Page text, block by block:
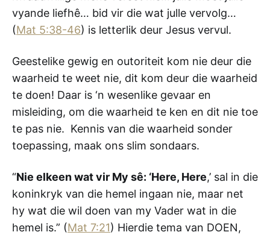
vyande liefhê… bid vir die wat julle vervolg…
(Mat 5:38-46) is letterlik deur Jesus vervul.
Geestelike gewig en outoriteit kom nie deur die
waarheid te weet nie, dit kom deur die waarheid
te doen! Daar is ‘n wesenlike gevaar en
misleiding, om die waarheid te ken en dit nie toe
te pas nie. Kennis van die waarheid sonder
toepassing, maak ons slim sondaars.
“Nie elkeen wat vir My sê: ‘Here, Here,’ sal in die
koninkryk van die hemel ingaan nie, maar net
hy wat die wil doen van my Vader wat in die
hemel is.” (Mat 7:21) Hierdie tema van DOEN,